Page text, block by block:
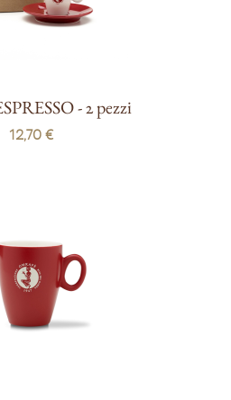
- 2 pezzi
12,70 €